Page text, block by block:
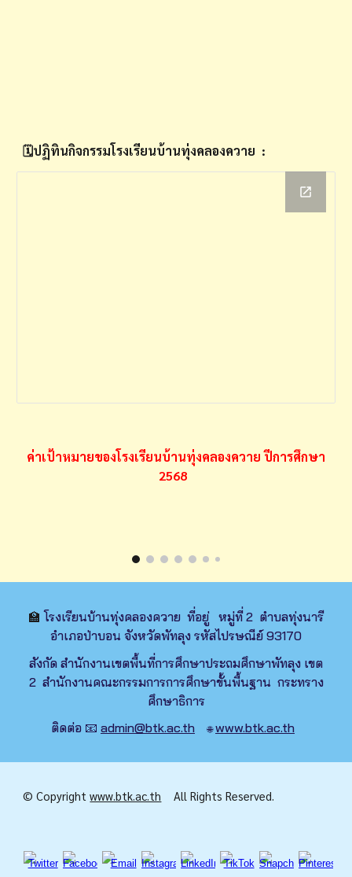
🗓️ปฏิทินกิจกรรมโรงเรียนบ้านทุ่งคลองควาย :
ค่าเป้าหมายของโรงเรียนบ้านทุ่งคลองควาย ปีการศึกษา
2568
🏫โรงเรียนบ้านทุ่งคลองควาย ที่อยู่ หมู่ที่ 2 ตำบลทุ่งนารี
อำเภอป่าบอน จังหวัดพัทลุง รหัสไปรษณีย์ 93170
สังกัด สำนักงานเขตพื้นที่การศึกษาประถมศึกษาพัทลุง เขต
2 สำนักงานคณะกรรมการการศึกษาขั้นพื้นฐาน กระทราง
ศึกษาธิการ
ติดต่อ 📧 admin@btk.ac.th 🌐www.btk.ac.th
© Copyrightwww.btk.ac.th All Rights Reserved.